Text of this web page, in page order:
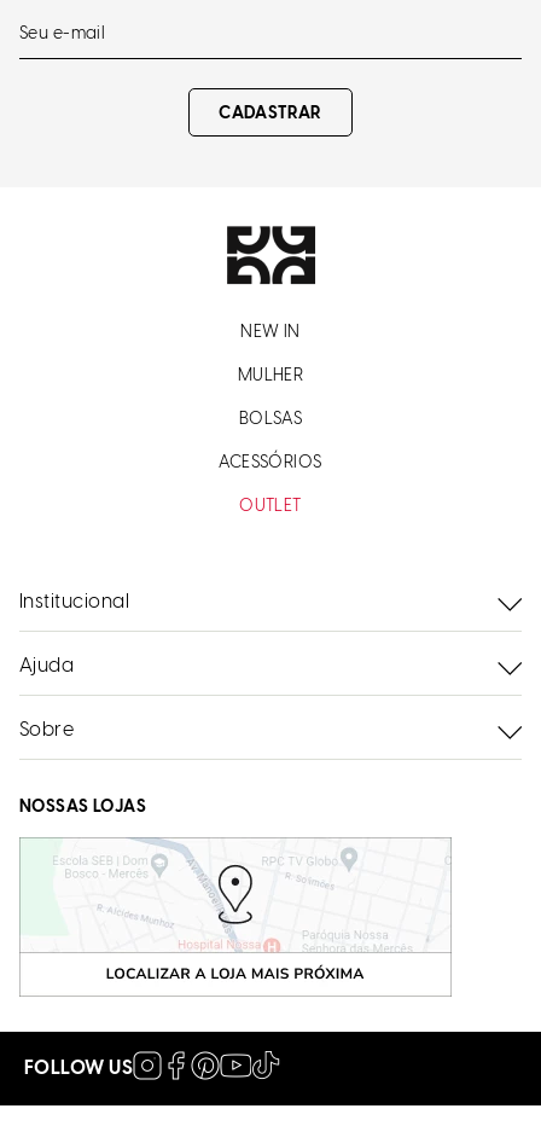
CADASTRAR
NEW IN
MULHER
BOLSAS
ACESSÓRIOS
OUTLET
Institucional
Ajuda
Sobre
NOSSAS LOJAS
FOLLOW US